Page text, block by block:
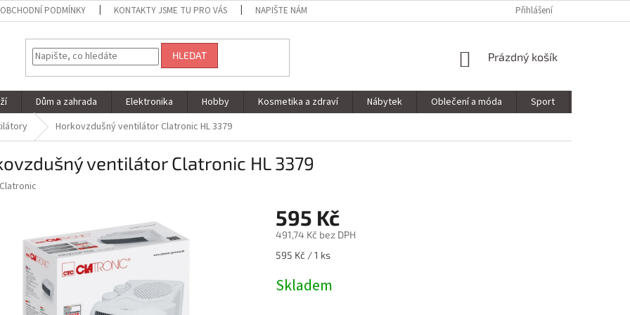
OBCHODNÍ PODMÍNKY KONTAKTY JSME TU PRO VÁS NAPIŠTE NÁM Přihlášení
HLEDAT
NÁKUPNÍ
Prázdný košík
Dům a zahrada Elektronika Hobby Kosmetika a zdraví Nábytek Oblečení a móda Sport
Horkovzdušný ventilátor Clatronic HL 3379
ventilátor Clatronic HL 3379
Clatronic
595 Kč
491,74 Kč bez DPH
Měrná
595 Kč / 1 ks
Skladem